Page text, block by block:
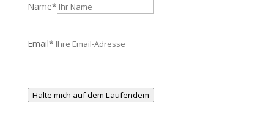
Name*
Email*
Halte mich auf dem Laufendem